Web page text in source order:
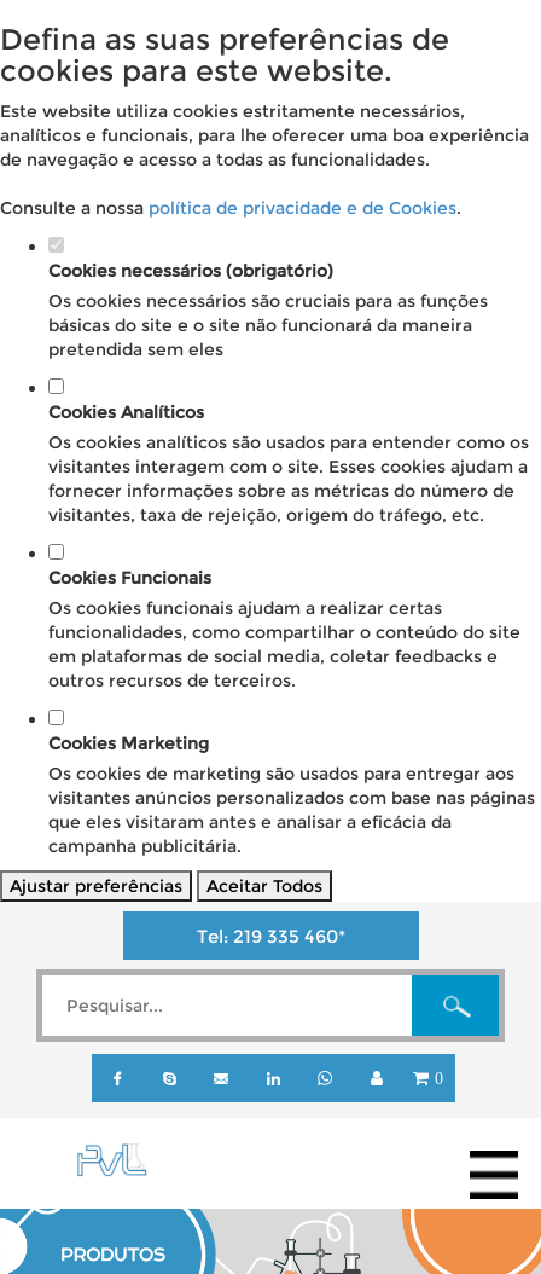
Defina as suas preferências de
cookies para este website.
Este website utiliza cookies estritamente necessários,
analíticos e funcionais, para lhe oferecer uma boa experiência
de navegação e acesso a todas as funcionalidades.
Consulte a nossa política de privacidade e de Cookies.
Cookies necessários (obrigatório)
Os cookies necessários são cruciais para as funções
básicas do site e o site não funcionará da maneira
pretendida sem eles
Cookies Analíticos
Os cookies analíticos são usados para entender como os
visitantes interagem com o site. Esses cookies ajudam a
fornecer informações sobre as métricas do número de
visitantes, taxa de rejeição, origem do tráfego, etc.
Cookies Funcionais
Os cookies funcionais ajudam a realizar certas
funcionalidades, como compartilhar o conteúdo do site
em plataformas de social media, coletar feedbacks e
outros recursos de terceiros.
Cookies Marketing
Os cookies de marketing são usados para entregar aos
visitantes anúncios personalizados com base nas páginas
que eles visitaram antes e analisar a eficácia da
campanha publicitária.
Ajustar preferências
Aceitar Todos
Tel: 219 335 460*
0